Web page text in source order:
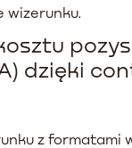
wizerunku.
dzięki
z formatami